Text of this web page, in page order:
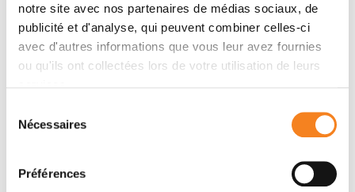
notre site avec nos partenaires de médias sociaux, de
publicité et d'analyse, qui peuvent combiner celles-ci
avec d'autres informations que vous leur avez fournies
ou qu'ils ont collectées lors de votre utilisation de leurs
Nécessaires
Préférences
Membres